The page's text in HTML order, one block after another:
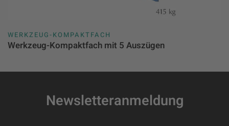
WERKZEUG-KOMPAKTFACH
Werkzeug-Kompaktfach mit 5 Auszügen
Newsletteranmeldung